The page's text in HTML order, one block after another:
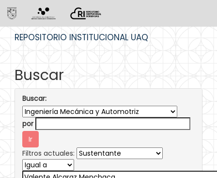
REPOSITORIO INSTITUCIONAL UAQ
Buscar
Buscar:
por
Filtros actuales: